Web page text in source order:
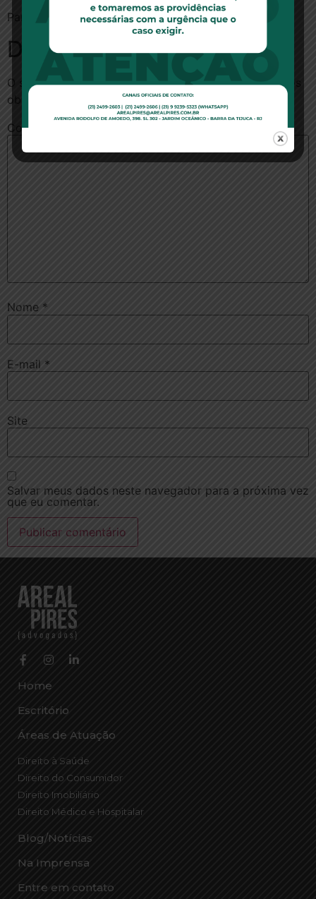
Para ler essa matéria no site AASP.org.br,clique aqui
Deixe um comentário
O seu endereço de e-mail não será publicado. Campos
obrigatórios são marcados com*
Comentário
Nome *
E-mail *
Site
Salvar meus dados neste navegador para a próxima vez
que eu comentar.
Home
Escritório
Áreas de Atuação
Direito à Saúde
Direito do Consumidor
Direito Imobiliário
Direito Médico e Hospitalar
Blog/Notícias
Na Imprensa
Entre em contato